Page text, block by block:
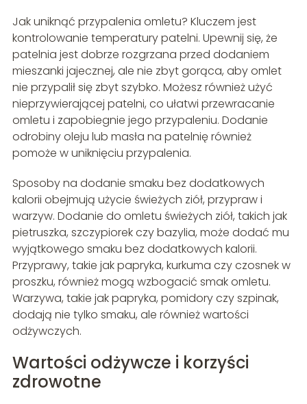
Jak uniknąć przypalenia omletu? Kluczem jest
kontrolowanie temperatury patelni. Upewnij się, że
patelnia jest dobrze rozgrzana przed dodaniem
mieszanki jajecznej, ale nie zbyt gorąca, aby omlet
nie przypalił się zbyt szybko. Możesz również użyć
nieprzywierającej patelni, co ułatwi przewracanie
omletu i zapobiegnie jego przypaleniu. Dodanie
odrobiny oleju lub masła na patelnię również
pomoże w uniknięciu przypalenia.
Sposoby na dodanie smaku bez dodatkowych
kalorii obejmują użycie świeżych ziół, przypraw i
warzyw. Dodanie do omletu świeżych ziół, takich jak
pietruszka, szczypiorek czy bazylia, może dodać mu
wyjątkowego smaku bez dodatkowych kalorii.
Przyprawy, takie jak papryka, kurkuma czy czosnek w
proszku, również mogą wzbogacić smak omletu.
Warzywa, takie jak papryka, pomidory czy szpinak,
dodają nie tylko smaku, ale również wartości
odżywczych.
Wartości odżywcze i korzyści
zdrowotne